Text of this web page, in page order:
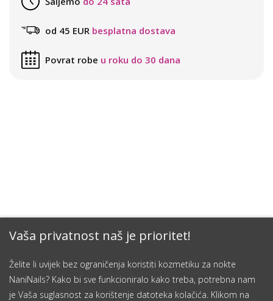
Vaša privatnost naš je prioritet!
Želite li uvijek bez ograničenja koristiti kozmetiku za nokte
NaniNails? Kako bi sve funkcioniralo kako treba, potrebna nam
je Vaša suglasnost za korištenje datoteka kolačića. Klikom na
od 45 EUR besplatna dostava
Povrat robe u roku do 30 dana